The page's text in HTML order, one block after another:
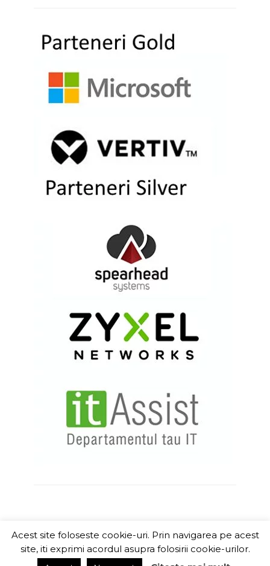
ITChannel
Acest site foloseste cookie-uri. Prin navigarea pe acest
site, iti exprimi acordul asupra folosirii cookie-urilor.